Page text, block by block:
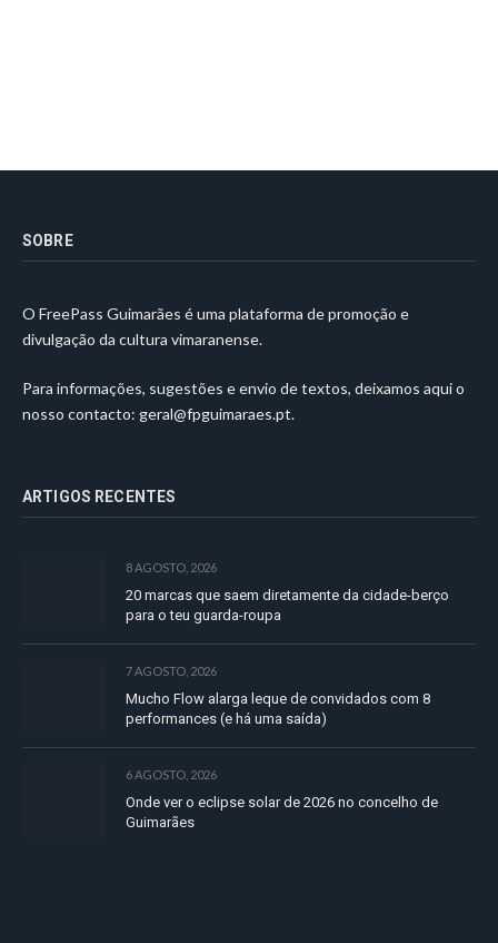
SOBRE
O FreePass Guimarães é uma plataforma de promoção e
divulgação da cultura vimaranense.
Para informações, sugestões e envio de textos, deixamos aqui o
nosso contacto: geral@fpguimaraes.pt.
ARTIGOS RECENTES
8 AGOSTO, 2026
20 marcas que saem diretamente da cidade-berço
para o teu guarda-roupa
7 AGOSTO, 2026
Mucho Flow alarga leque de convidados com 8
performances (e há uma saída)
6 AGOSTO, 2026
Onde ver o eclipse solar de 2026 no concelho de
Guimarães